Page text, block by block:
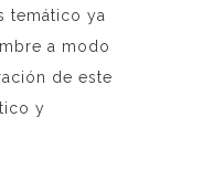
temático ya
a modo
de este
y